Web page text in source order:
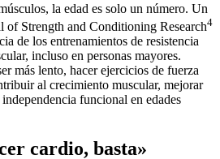
la edad es solo un número. Un
of Strength and Conditioning Research4
de los entrenamientos de resistencia
incluso en personas mayores.
más lento, hacer ejercicios de fuerza
al crecimiento muscular, mejorar
funcional en edades
cardio, basta»